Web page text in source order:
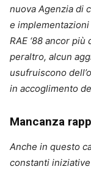
nuova Agenzia di
e
RAE ‘88 ancor
peraltro, alcun
usufruiscono
in accoglimento
Mancanza
Anche in questo
constanti